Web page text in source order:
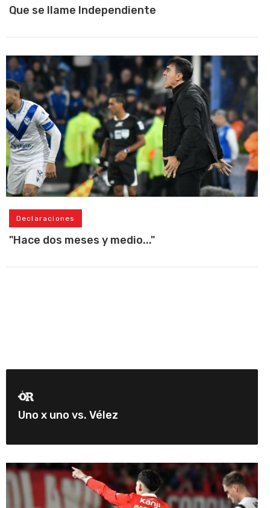
Que se llame Independiente
Declaraciones
"Hace dos meses y medio..."
Uno x uno vs. Vélez